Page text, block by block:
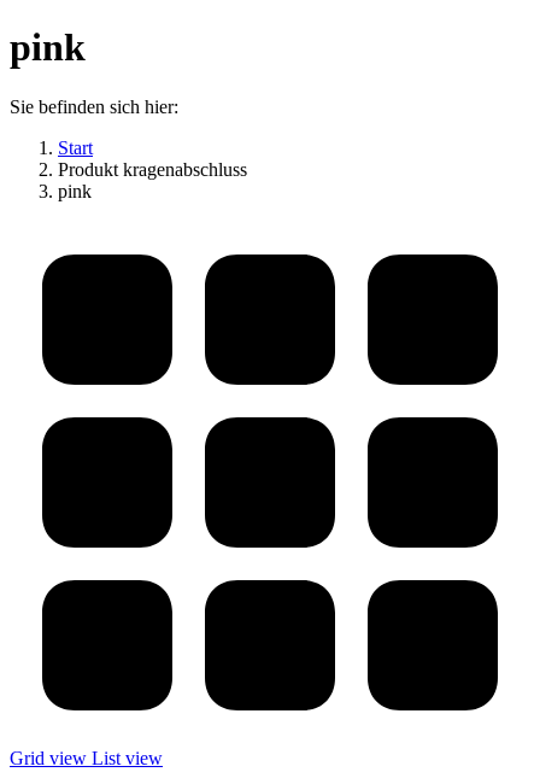
pink
Sie befinden sich hier:
Start
Produkt kragenabschluss
pink
Grid view List view